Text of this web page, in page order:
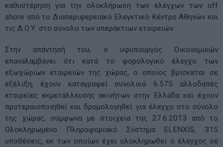
καθυστέρηση για την ολοκλήρωση των ελέγχων των off
shore από το Διαπεριφερειακό Ελεγκτικό Κέντρο Αθηνών και
τις Δ.Ο.Υ. στο σύνολο των υπεράκτιων εταιρειών.
Στην απάντησή του, ο υφυπουργός Οικονομικών
επαναλαμβάνει ότι κατά το φορολογικό έλεγχο των
εξωχώριων εταιρειών της χώρας, ο οποίος βρίσκεται σε
εξέλιξη, έχουν καταγραφεί συνολικά 6.575 αλλοδαπές
εταιρείες εκμετάλλευσης ακινήτων στην Ελλάδα και έχουν
προτεραιοποιηθεί και δρομολογηθεί για έλεγχο στο σύνολο
της χώρας, σύμφωνα με στοιχεία της 27.6.2013 από το
Ολοκληρωμένο Πληροφοριακό Σύστημα ELENXIS, 315
υποθέσεις, εκ των οποίων έχει ολοκληρωθεί ο έλεγχος σε